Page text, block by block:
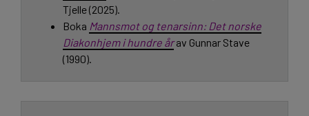
Tjelle (2025).
Boka Mannsmot og tenarsinn: Det norske
Diakonhjem i hundre årav Gunnar Stave
(1990).